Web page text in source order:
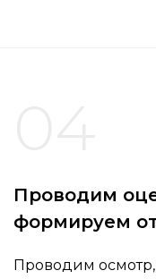
Проводим
формируем
Проводим